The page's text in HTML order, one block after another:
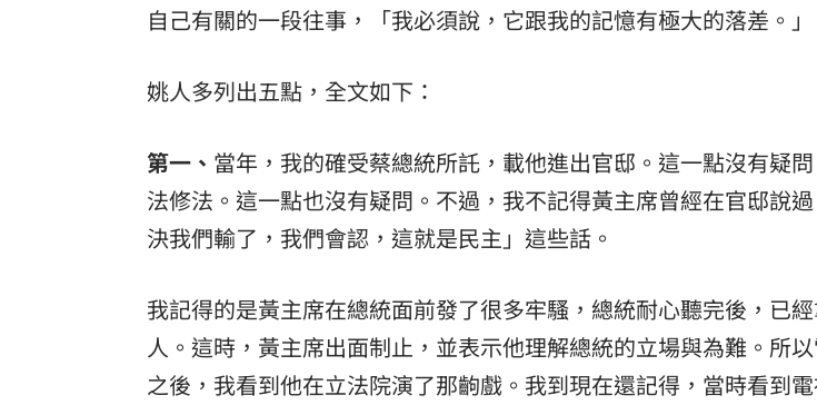
自己有關的一段往事，「我必須說，它跟我的記憶有極大的落差。」
姚人多列出五點，全文如下：
第一、 當年，我的確受蔡總統所託，載他進出官邸。這一點沒有疑
法修法。這一點也沒有疑問。不過，我不記得黃主席曾經在官邸說
決我們輸了，我們會認，這就是民主」這些話。
我記得的是黃主席在總統面前發了很多牢騷，總統耐心聽完後，已
人。這時，黃主席出面制止，並表示他理解總統的立場與為難。所
之後，我看到他在立法院演了那齣戲。我到現在還記得，當時看到